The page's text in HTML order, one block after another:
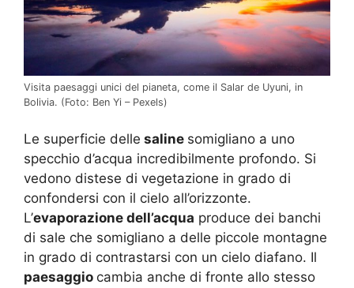
Visita paesaggi unici del pianeta, come il Salar de Uyuni, in
Bolivia. (Foto: Ben Yi – Pexels)
Le superficie delle saline somigliano a uno
specchio d’acqua incredibilmente profondo. Si
vedono distese di vegetazione in grado di
confondersi con il cielo all’orizzonte.
L’evaporazione dell’acqua produce dei banchi
di sale che somigliano a delle piccole montagne
in grado di contrastarsi con un cielo diafano. Il
paesaggio cambia anche di fronte allo stesso